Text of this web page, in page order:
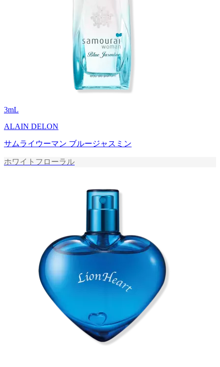
3mL
ALAIN DELON
サムライウーマン ブルージャスミン
ホワイトフローラル